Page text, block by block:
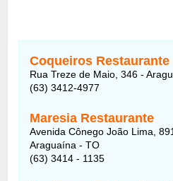
Coqueiros Restaurante
Rua Treze de Maio, 346 -
(63) 3412-4977
Maresia Restaurante
Avenida Cônego João Lima,
Araguaína - TO
(63) 3414 - 1135